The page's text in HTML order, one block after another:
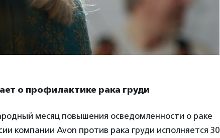
о профилактике рака груди
месяц повышения осведомленности о раке
компании Avon против рака груди исполняется 30